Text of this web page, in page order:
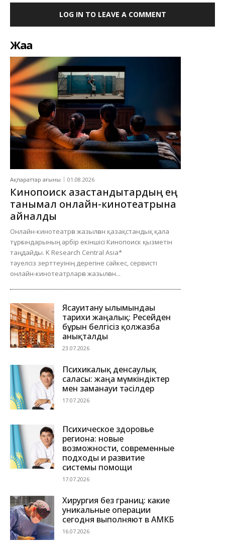
LOG IN TO LEAVE A COMMENT
Жаңа
Ақпараттар ағыны 01.08.2026
Кинопоиск қазақстандықтардың ең
танымал онлайн-кинотеатрына
айналды
Онлайн-кинотеатрға жазылған қазақстандық қала
тұрғындарының әрбір екіншісі Кинопоиск қызметін
таңдайды. K Research Central Asia*
тәуелсіз зерттеуінің дерегіне сәйкес, сервисті
онлайн-кинотеатрларға жазылған...
Ясауитану ғылымындағы
тарихи жаңалық: Ресейден
бұрын белгісіз қолжазба
анықталды
23.07.2026
Психикалық денсаулық
саласы: жаңа мүмкіндіктер
мен заманауи тәсілдер
17.07.2026
Психическое здоровье
региона: новые
возможности, современные
подходы и развитие
системы помощи
17.07.2026
Хирургия без границ: какие
уникальные операции
сегодня выполняют в АМКБ
16.07.2026